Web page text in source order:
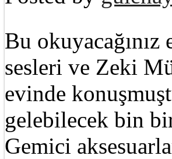
Bu
sesleri ve Zeki
evinde
gelebilecek bin
Gemici